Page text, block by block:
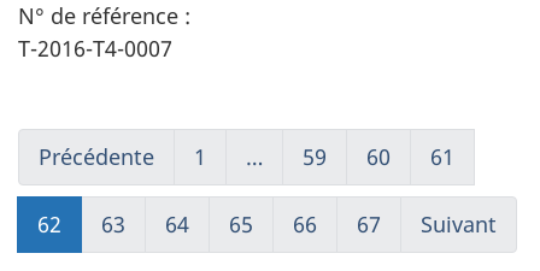
N° de référence :
T-2016-T4-0007
Précédente
to
page
61
1
(current)
Aller
1
… 59
to
page
59
60
to
page
60
61
to
page
61
62
to
63
to
64
to
65
to
66
to
67 (current)
Aller
Suivant
to